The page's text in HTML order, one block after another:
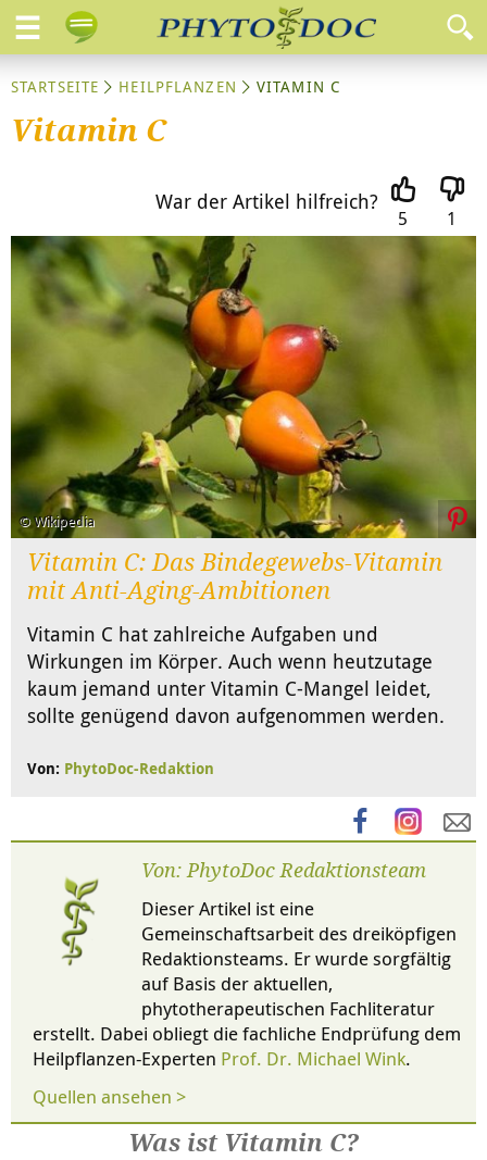
STARTSEITE HEILPFLANZEN VITAMIN C
Vitamin C
War der Artikel hilfreich?
5 1
© Wikipedia
Vitamin C: Das Bindegewebs-Vitamin
mit Anti-Aging-Ambitionen
Vitamin C hat zahlreiche Aufgaben und
Wirkungen im Körper. Auch wenn heutzutage
kaum jemand unter Vitamin C-Mangel leidet,
sollte genügend davon aufgenommen werden.
Von: PhytoDoc-Redaktion
Von: PhytoDoc Redaktionsteam
Dieser Artikel ist eine
Gemeinschaftsarbeit des dreiköpfigen
Redaktionsteams. Er wurde sorgfältig
auf Basis der aktuellen,
phytotherapeutischen Fachliteratur
erstellt. Dabei obliegt die fachliche Endprüfung dem
Heilpflanzen-Experten Prof. Dr. Michael Wink.
Quellen ansehen >
Was ist Vitamin C?